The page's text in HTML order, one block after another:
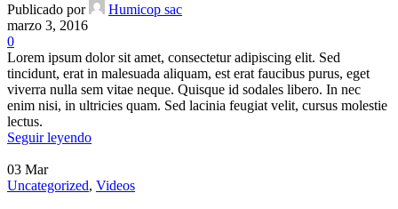
Publicado por
Humicop sac
marzo 3, 2016
0
Lorem ipsum dolor sit amet, consectetur adipiscing elit. Sed
tincidunt, erat in malesuada aliquam, est erat faucibus purus, eget
viverra nulla sem vitae neque. Quisque id sodales libero. In nec
enim nisi, in ultricies quam. Sed lacinia feugiat velit, cursus molestie
lectus.
Seguir leyendo
03 Mar
Uncategorized, Videos